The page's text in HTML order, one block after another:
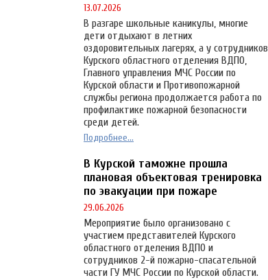
13.07.2026
В разгаре школьные каникулы, многие
дети отдыхают в летних
оздоровительных лагерях, а у сотрудников
Курского областного отделения ВДПО,
Главного управления МЧС России по
Курской области и Противопожарной
службы региона продолжается работа по
профилактике пожарной безопасности
среди детей.
Подробнее...
В Курской таможне прошла
плановая объектовая тренировка
по эвакуации при пожаре
29.06.2026
Мероприятие было организовано с
участием представителей Курского
областного отделения ВДПО и
сотрудников 2-й пожарно-спасательной
части ГУ МЧС России по Курской области.